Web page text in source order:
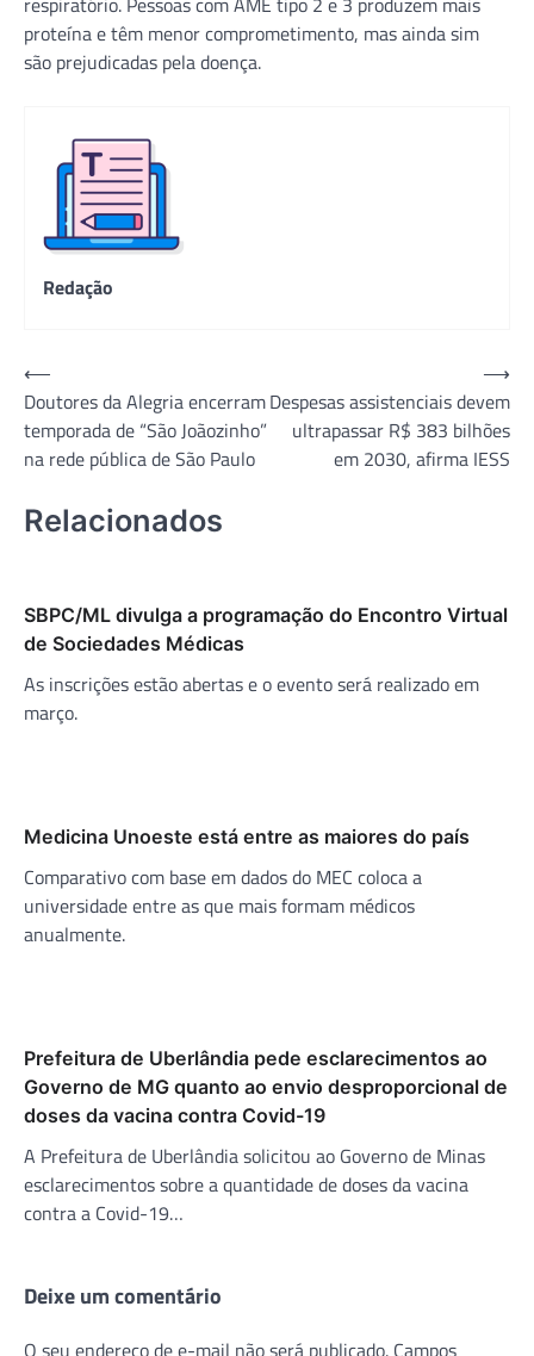
proteína e têm menor comprometimento, mas ainda sim
são prejudicadas pela doença.
Redação
Navegação
de
Post
⟵
Doutores da Alegria encerram
temporada de “São Joãozinho”
na rede pública de São Paulo
Despesas assistenciais devem
ultrapassar R$ 383 bilhões
em 2030, afirma IESS
⟶
Relacionados
SBPC/ML divulga a programação do Encontro Virtual
de Sociedades Médicas
As inscrições estão abertas e o evento será realizado em
março.
Medicina Unoeste está entre as maiores do país
Comparativo com base em dados do MEC coloca a
universidade entre as que mais formam médicos
anualmente.
Prefeitura de Uberlândia pede esclarecimentos ao
Governo de MG quanto ao envio desproporcional de
doses da vacina contra Covid-19
A Prefeitura de Uberlândia solicitou ao Governo de Minas
esclarecimentos sobre a quantidade de doses da vacina
contra a Covid-19…
Deixe um comentário
O seu endereço de e-mail não será publicado. Campos